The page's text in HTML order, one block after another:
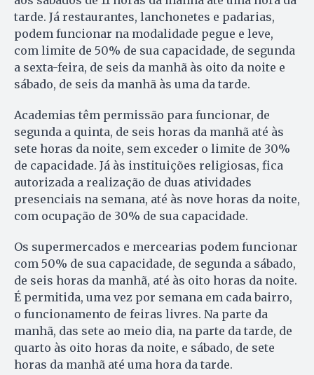
tarde. Já restaurantes, lanchonetes e padarias,
podem funcionar na modalidade pegue e leve,
com limite de 50% de sua capacidade, de segunda
a sexta-feira, de seis da manhã às oito da noite e
sábado, de seis da manhã às uma da tarde.
Academias têm permissão para funcionar, de
segunda a quinta, de seis horas da manhã até às
sete horas da noite, sem exceder o limite de 30%
de capacidade. Já às instituições religiosas, fica
autorizada a realização de duas atividades
presenciais na semana, até às nove horas da noite,
com ocupação de 30% de sua capacidade.
Os supermercados e mercearias podem funcionar
com 50% de sua capacidade, de segunda a sábado,
de seis horas da manhã, até às oito horas da noite.
É permitida, uma vez por semana em cada bairro,
o funcionamento de feiras livres. Na parte da
manhã, das sete ao meio dia, na parte da tarde, de
quarto às oito horas da noite, e sábado, de sete
horas da manhã até uma hora da tarde.